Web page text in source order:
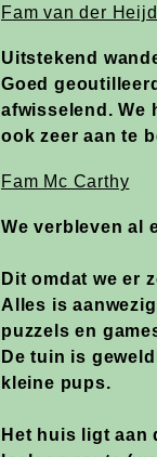
Fam van der
Uitstekend
Goed
afwisselend. We
ook zeer aan te
Fam Mc Carthy
We verbleven al
Dit omdat we er
Alles is
puzzels en
De tuin is
kleine pups.
Het huis ligt aan